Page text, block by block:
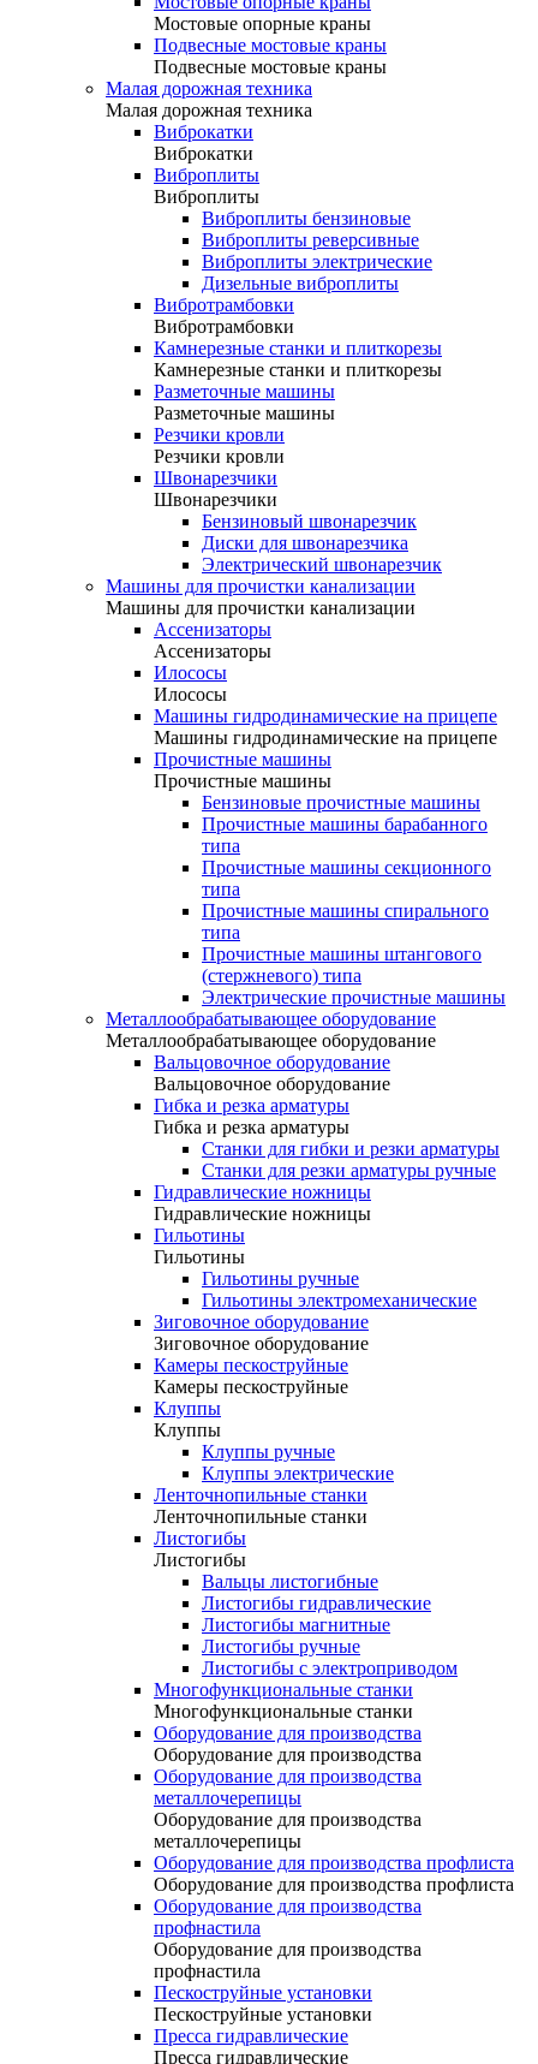
Мостовые опорные краны
Подвесные мостовые краны
Подвесные мостовые краны
Малая дорожная техника
Малая дорожная техника
Виброкатки
Виброкатки
Виброплиты
Виброплиты
Виброплиты бензиновые
Виброплиты реверсивные
Виброплиты электрические
Дизельные виброплиты
Вибротрамбовки
Вибротрамбовки
Камнерезные станки и плиткорезы
Камнерезные станки и плиткорезы
Разметочные машины
Разметочные машины
Резчики кровли
Резчики кровли
Швонарезчики
Швонарезчики
Бензиновый швонарезчик
Диски для швонарезчика
Электрический швонарезчик
Машины для прочистки канализации
Машины для прочистки канализации
Ассенизаторы
Ассенизаторы
Илососы
Илососы
Машины гидродинамические на прицепе
Машины гидродинамические на прицепе
Прочистные машины
Прочистные машины
Бензиновые прочистные машины
Прочистные машины барабанного
типа
Прочистные машины секционного
типа
Прочистные машины спирального
типа
Прочистные машины штангового
(стержневого) типа
Электрические прочистные машины
Металлообрабатывающее оборудование
Металлообрабатывающее оборудование
Вальцовочное оборудование
Вальцовочное оборудование
Гибка и резка арматуры
Гибка и резка арматуры
Станки для гибки и резки арматуры
Станки для резки арматуры ручные
Гидравлические ножницы
Гидравлические ножницы
Гильотины
Гильотины
Гильотины ручные
Гильотины электромеханические
Зиговочное оборудование
Зиговочное оборудование
Камеры пескоструйные
Камеры пескоструйные
Клуппы
Клуппы
Клуппы ручные
Клуппы электрические
Ленточнопильные станки
Ленточнопильные станки
Листогибы
Листогибы
Вальцы листогибные
Листогибы гидравлические
Листогибы магнитные
Листогибы ручные
Листогибы с электроприводом
Многофункциональные станки
Многофункциональные станки
Оборудование для производства
Оборудование для производства
Оборудование для производства
металлочерепицы
Оборудование для производства
металлочерепицы
Оборудование для производства профлиста
Оборудование для производства профлиста
Оборудование для производства
профнастила
Оборудование для производства
профнастила
Пескоструйные установки
Пескоструйные установки
Пресса гидравлические
Пресса гидравлические